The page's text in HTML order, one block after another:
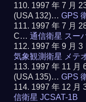
1997 年 7 月
(USA 132)…GPS
1997 年 7 月
C…通信衛星 スー
1997 年 9 月
気象観測衛星 メテ
1997 年 11 月
(USA 135)…GPS
1997 年 12 月
信衛星 JCSAT-1B